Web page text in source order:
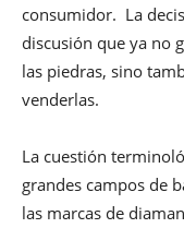
consumidor. La
discusión que ya no
las piedras, sino
venderlas.
La cuestión
grandes campos de
las marcas de